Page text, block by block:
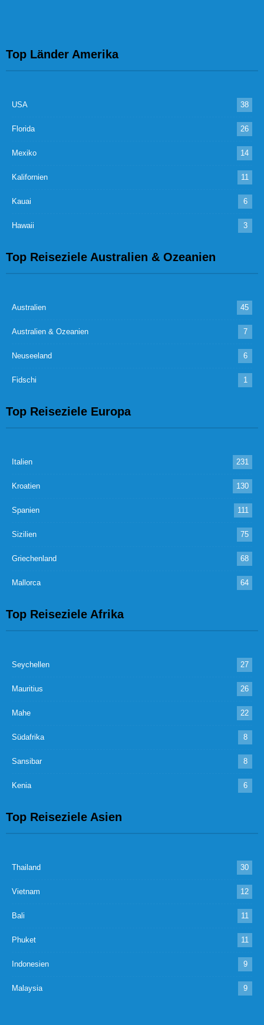
Top Länder Amerika
USA 38
Florida 26
Mexiko 14
Kalifornien 11
Kauai 6
Hawaii 3
Top Reiseziele Australien & Ozeanien
Australien 45
Australien & Ozeanien 7
Neuseeland 6
Fidschi 1
Top Reiseziele Europa
Italien 231
Kroatien 130
Spanien 111
Sizilien 75
Griechenland 68
Mallorca 64
Top Reiseziele Afrika
Seychellen 27
Mauritius 26
Mahe 22
Südafrika 8
Sansibar 8
Kenia 6
Top Reiseziele Asien
Thailand 30
Vietnam 12
Bali 11
Phuket 11
Indonesien 9
Malaysia 9